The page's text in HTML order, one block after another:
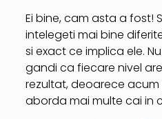
Ei bine, cam asta a fost!
intelegeti mai bine
si exact ce implica ele.
gandi ca fiecare nivel
rezultat, deoarece
aborda mai multe cai in